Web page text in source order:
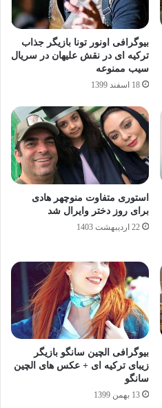
بیوگرافی اونور تونا بازیگر جذاب
ترکیه ای در نقش علیهان در سریال
سیب ممنوعه
18 اسفند 1399
استوری متفاوت منوچهر هادی
برای روز دختر وایرال شد
22 اردیبهشت 1403
بیوگرافی الچین سانگو بازیگر
زیبای ترکیه ای + عکس های الچین
سانگو
13 بهمن 1399